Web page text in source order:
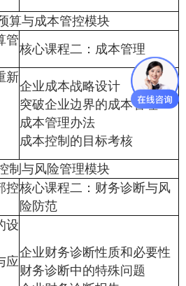
本管控模块
管
核心课程二：成本管理
新
企业成本战略设计
突破企业边界的成本管理
成本管理办法
成本控制的目标考核
险管理模块
控核心课程二：财务诊断与风
险防范
设
应
企业财务诊断性质和必要性
财务诊断中的特殊问题